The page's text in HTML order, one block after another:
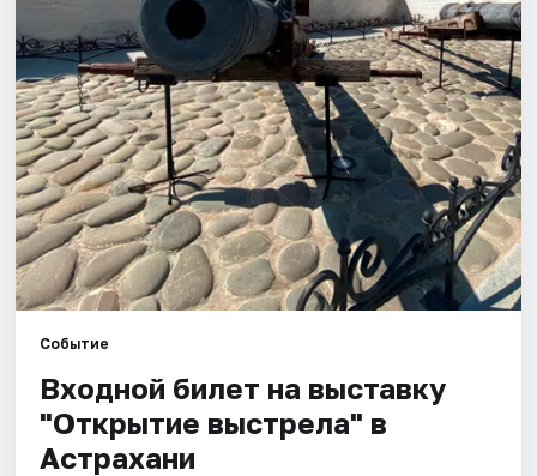
Артисты
Рейтинги
Событие
Входной билет на выставку
"Открытие выстрела" в
Астрахани